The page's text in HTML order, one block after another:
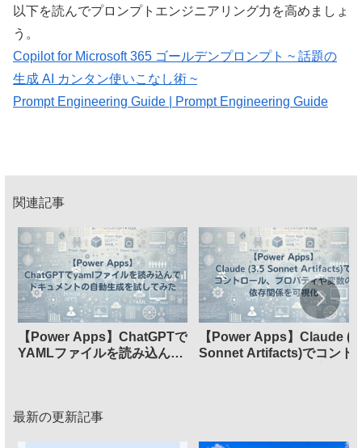
以下を読んでプロンプトエンジニアリング力を高めましょ
う。
Copilot for Microsoft 365 ゴールデンプロンプト ~ 話題の
生成 AI カンタン使いこなし術 ~
Prompt Engineering Guide | Prompt Engineering Guide
関連記事
【Power Apps】ChatGPTで
YAMLファイルを読み込んで
【Power Apps】Claude
Sonnet Artifacts)でコント
最新の更新記事